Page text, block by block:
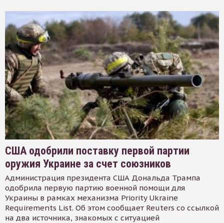
США одобрили поставку первой партии
оружия Украине за счет союзников
Администрация президента США Дональда Трампа
одобрила первую партию военной помощи для
Украины в рамках механизма Priority Ukraine
Requirements List. Об этом сообщает Reuters со ссылкой
на два источника, знакомых с ситуацией